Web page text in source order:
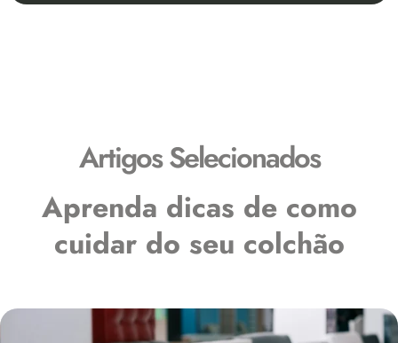
Artigos Selecionados
Blog
Aprenda dicas de como
cuidar do seu colchão